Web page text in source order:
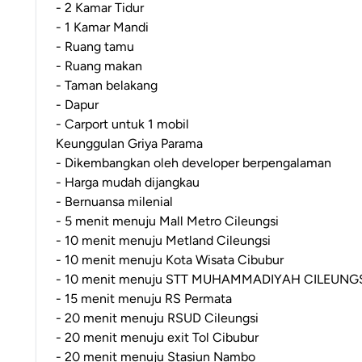
- 2 Kamar Tidur
- 1 Kamar Mandi
- Ruang tamu
- Ruang makan
- Taman belakang
- Dapur
- Carport untuk 1 mobil
Keunggulan Griya Parama
- Dikembangkan oleh developer berpengalaman
- Harga mudah dijangkau
- Bernuansa milenial
- 5 menit menuju Mall Metro Cileungsi
- 10 menit menuju Metland Cileungsi
- 10 menit menuju Kota Wisata Cibubur
- 10 menit menuju STT MUHAMMADIYAH
- 15 menit menuju RS Permata
- 20 menit menuju RSUD Cileungsi
- 20 menit menuju exit Tol Cibubur
- 20 menit menuju Stasiun Nambo